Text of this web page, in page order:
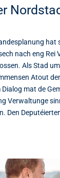
hat
nach eng Rei
Als Stad
Atout
mat de
Verwaltunge
Den